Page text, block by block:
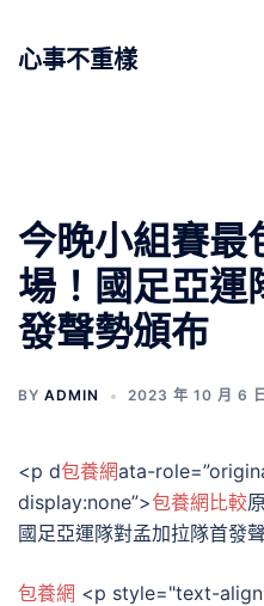
心事不重樣
今晚小組賽最
場！國足亞運
發聲勢頒布
BY ADMIN 2023 年 10 月 6 日
<p d包養網ata-
display:none”>包養網比較
國足亞運隊對孟加拉隊首發
包養網 <p style="text-align